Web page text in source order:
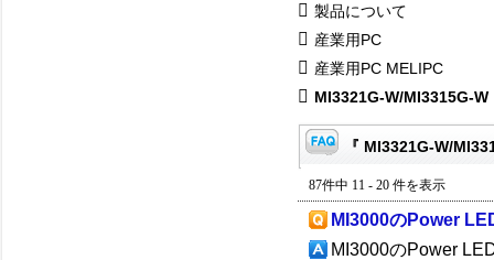
製品について
産業用PC
産業用PC MELIPC
MI3321G-W/MI3315G-W
『 MI3321G-W/
87件中 11 - 20 件を表示
MI3000のPower
MI3000のPower